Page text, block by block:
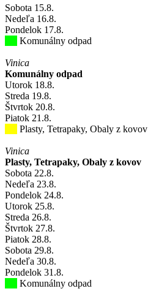
Sobota 15.8.
Nedeľa 16.8.
Pondelok 17.8.
Komunálny odpad
Vinica
Komunálny odpad
Utorok 18.8.
Streda 19.8.
Štvrtok 20.8.
Piatok 21 .8.
Plasty, Tetrapaky, Obaly z kovov
Vinica
Plasty, Tetrapaky, Obaly z kovov
Sobota 22.8.
Nedeľa 23.8.
Pondelok 24.8.
Utorok 25.8.
Streda 26.8.
Štvrtok 27.8.
Piatok 28.8.
Sobota 29.8.
Nedeľa 30.8.
Pondelok 31 .8.
Komunálny odpad